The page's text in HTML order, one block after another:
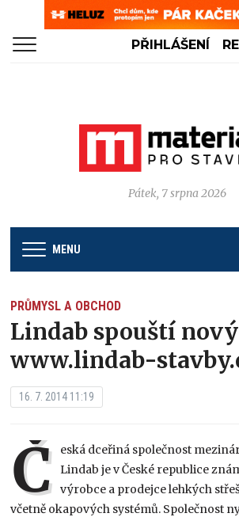
PŘIHLÁŠENÍ
Pátek, 7 srpna 2026
MENU
PRŮMYSL A OBCHOD
Lindab spouští
www.lindab-
16. 7. 2014 11:19
Č
eská dceřiná společnost
Lindab je v České republice
výrobce a prodejce lehkých
včetně okapových systémů. Společnost